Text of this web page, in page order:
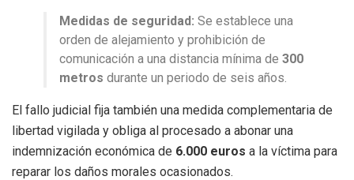
Medidas de seguridad: Se establece una
orden de alejamiento y prohibición de
comunicación a una distancia mínima de 300
metros durante un periodo de seis años.
El fallo judicial fija también una medida complementaria de
libertad vigilada y obliga al procesado a abonar una
indemnización económica de 6.000 euros a la víctima para
reparar los daños morales ocasionados.